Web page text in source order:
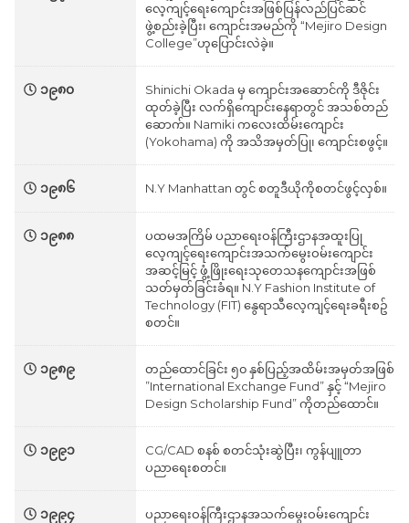
လေ့ကျင့်ရေးကျောင်းအဖြစ်ပြန်လည်ပြင်ဆင်
ဖွဲ့စည်းခဲ့ပြီး၊ ကျောင်းအမည်ကို “Mejiro Design
College”ဟုပြောင်းလဲခဲ့။
၁၉၈၀
Shinichi Okada မှ ကျောင်းအဆောင်ကို ဒီဇိုင်း
ထုတ်ခဲ့ပြီး လက်ရှိကျောင်းနေရာတွင် အသစ်တည်
ဆောက်။ Namiki ကလေးထိမ်းကျောင်း
(Yokohama) ကို အသိအမှတ်ပြု၊ ကျောင်းစဖွင့်။
၁၉၈၆ N.Y Manhattan တွင် စတူဒီယိုကိုစတင်ဖွင့်လှစ်။
၁၉၈၈
ပထမအကြိမ် ပညာရေးဝန်ကြီးဌာနအထူးပြု
လေ့ကျင့်ရေးကျောင်းအသက်မွေးဝမ်းကျောင်း
အဆင့်မြင့် ဖွံ့ဖြိုးရေးသုတေသနကျောင်းအဖြစ်
သတ်မှတ်ခြင်းခံရ။ N.Y Fashion Institute of
Technology (FIT) နွေရာသီလေ့ကျင့်ရေးခရီးစဥ်
စတင်။
၁၉၈၉
တည်ထောင်ခြင်း ၅၀ နှစ်ပြည့်အထိမ်းအမှတ်အဖြစ်
”International Exchange Fund” နှင့် “Mejiro
Design Scholarship Fund” ကိုတည်ထောင်။
၁၉၉၁
CG/CAD စနစ် စတင်သုံးဆွဲပြီး၊ ကွန်ပျူတာ
ပညာရေးစတင်။
၁၉၉၄
ပညာရေးဝန်ကြီးဌာနအသက်မွေးဝမ်းကျောင်း